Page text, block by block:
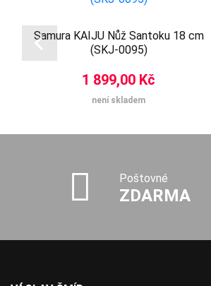
Samura KAIJU Nůž Santoku 18 cm
(SKJ-0095)
1 899,00 Kč
není skladem
Poštovné
ZDARMA